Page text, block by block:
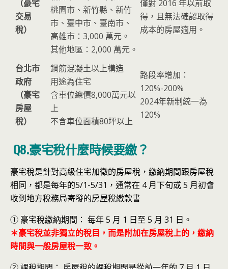
（豪宅
交易
稅）
桃園市、新竹縣、新竹
市、臺中市、臺南市、
高雄市：3,000 萬元。
其他地區：2,000 萬元。
僅對 2016 年以前取
得，且無法確認取得
成本的房屋適用。
台北市
政府
（豪宅
房屋
稅）
鋼筋混凝土以上構造
用途為住宅
含車位總價8,000萬元以
上
不含車位面積80坪以上
路段率增加：
120%-200%
2024年新制統一為
120%
Q8.豪宅稅什麼時候要繳？
豪宅稅是針對高級住宅加徵的房屋稅，繳納期間跟房屋稅
相同，都是每年的5/1-5/31，通常在 4 月下旬或 5 月初會
收到地方稅務局寄發的房屋稅繳款書
① 豪宅稅繳納期間： 每年 5 月 1 日至 5 月 31 日。
＊豪宅稅並非獨立的稅目，而是附加在房屋稅上的，繳納
時間與一般房屋稅一致。